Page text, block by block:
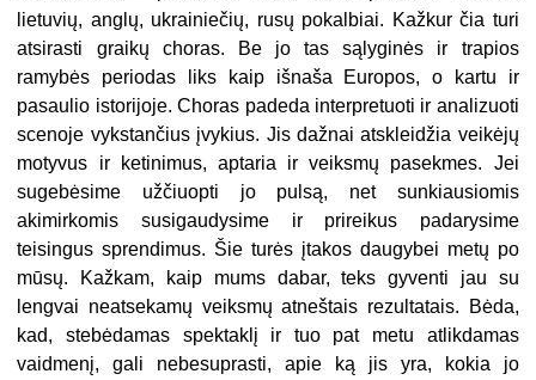
lietuvių, anglų, ukrainiečių, rusų pokalbiai. Kažkur čia turi
atsirasti graikų choras. Be jo tas sąlyginės ir trapios
ramybės periodas liks kaip išnaša Europos, o kartu ir
pasaulio istorijoje. Choras padeda interpretuoti ir analizuoti
scenoje vykstančius įvykius. Jis dažnai atskleidžia veikėjų
motyvus ir ketinimus, aptaria ir veiksmų pasekmes. Jei
sugebėsime užčiuopti jo pulsą, net sunkiausiomis
akimirkomis susigaudysime ir prireikus padarysime
teisingus sprendimus. Šie turės įtakos daugybei metų po
mūsų. Kažkam, kaip mums dabar, teks gyventi jau su
lengvai neatsekamų veiksmų atneštais rezultatais. Bėda,
kad, stebėdamas spektaklį ir tuo pat metu atlikdamas
vaidmenį, gali nebesuprasti, apie ką jis yra, kokia jo